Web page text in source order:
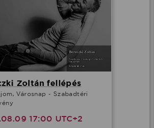
Zoltán fellépés
Városnap - Szabadtéri
17:00 UTC+2